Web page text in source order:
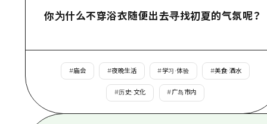
你为什么不穿浴衣随便出去寻找初夏的气氛呢？
#庙会 #夜晚生活 #学习·体验 #美食·酒水
#历史·文化 #广岛市内